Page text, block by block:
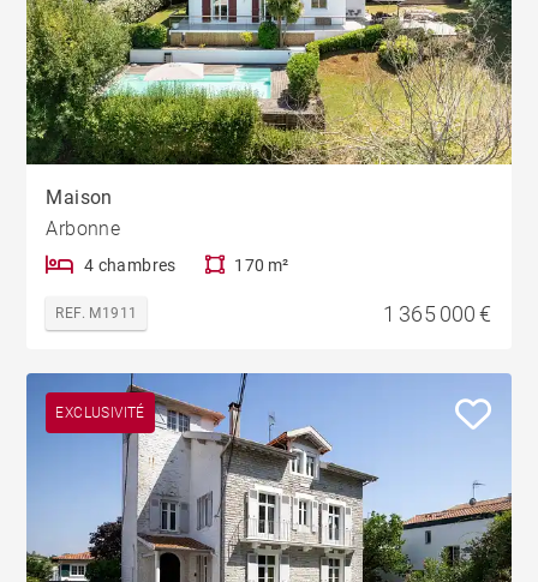
Maison
Arbonne
4 chambres 170 m²
REF. M1911 1 365 000 €
EXCLUSIVITÉ